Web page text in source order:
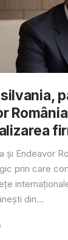
și Endeavor
prin care
din...